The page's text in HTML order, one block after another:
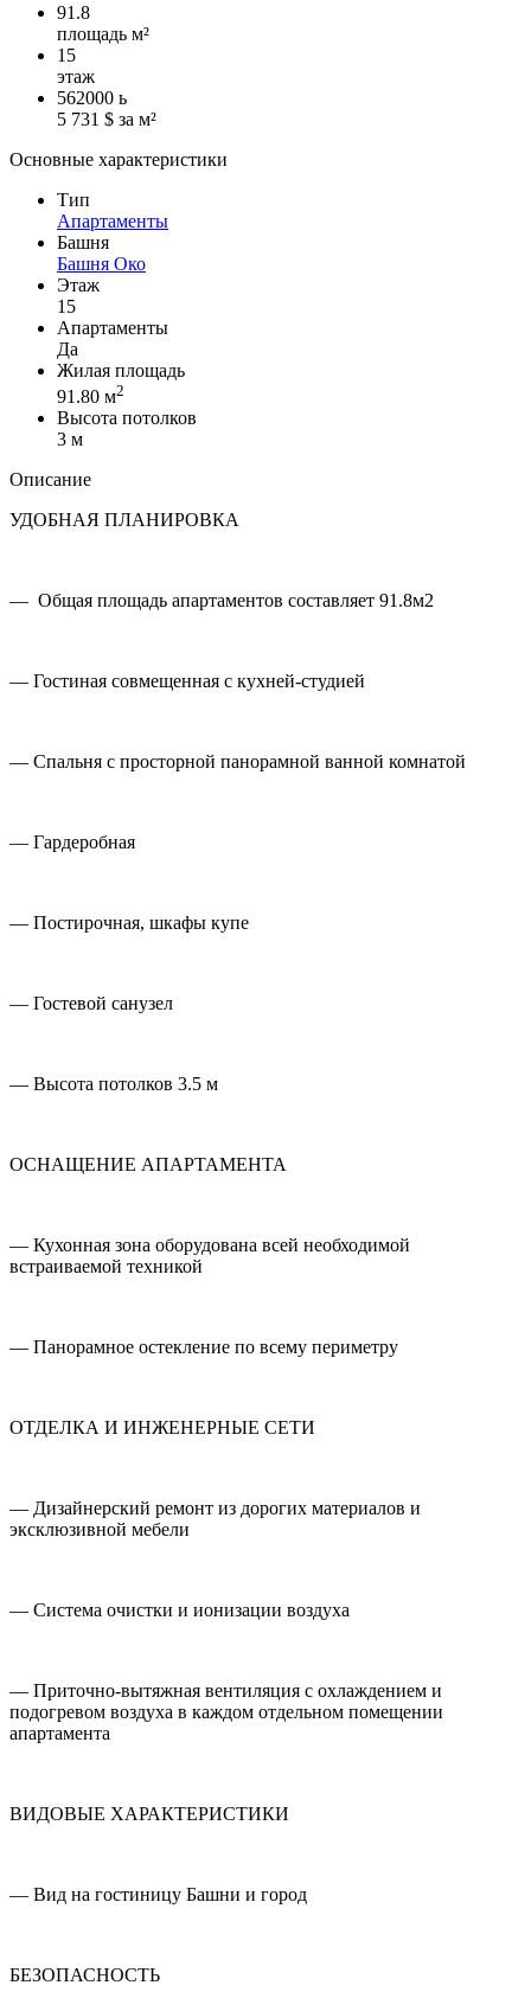
91.8
площадь м²
15
этаж
562000 ь
5 731 $ за м²
Основные характеристики
Тип
Апартаменты
Башня
Башня Око
Этаж
15
Апартаменты
Да
Жилая площадь
91.80 м2
Высота потолков
3 м
Описание
УДОБНАЯ ПЛАНИРОВКА
— Общая площадь апартаментов составляет 91.8м2
— Гостиная совмещенная с кухней-студией
— Спальня с просторной панорамной ванной комнатой
— Гардеробная
— Постирочная, шкафы купе
— Гостевой санузел
— Высота потолков 3.5 м
ОСНАЩЕНИЕ АПАРТАМЕНТА
— Кухонная зона оборудована всей необходимой
встраиваемой техникой
— Панорамное остекление по всему периметру
ОТДЕЛКА И ИНЖЕНЕРНЫЕ СЕТИ
— Дизайнерский ремонт из дорогих материалов и
эксклюзивной мебели
— Система очистки и ионизации воздуха
— Приточно-вытяжная вентиляция с охлаждением и
подогревом воздуха в каждом отдельном помещении
апартамента
ВИДОВЫЕ ХАРАКТЕРИСТИКИ
— Вид на гостиницу Башни и город
БЕЗОПАСНОСТЬ